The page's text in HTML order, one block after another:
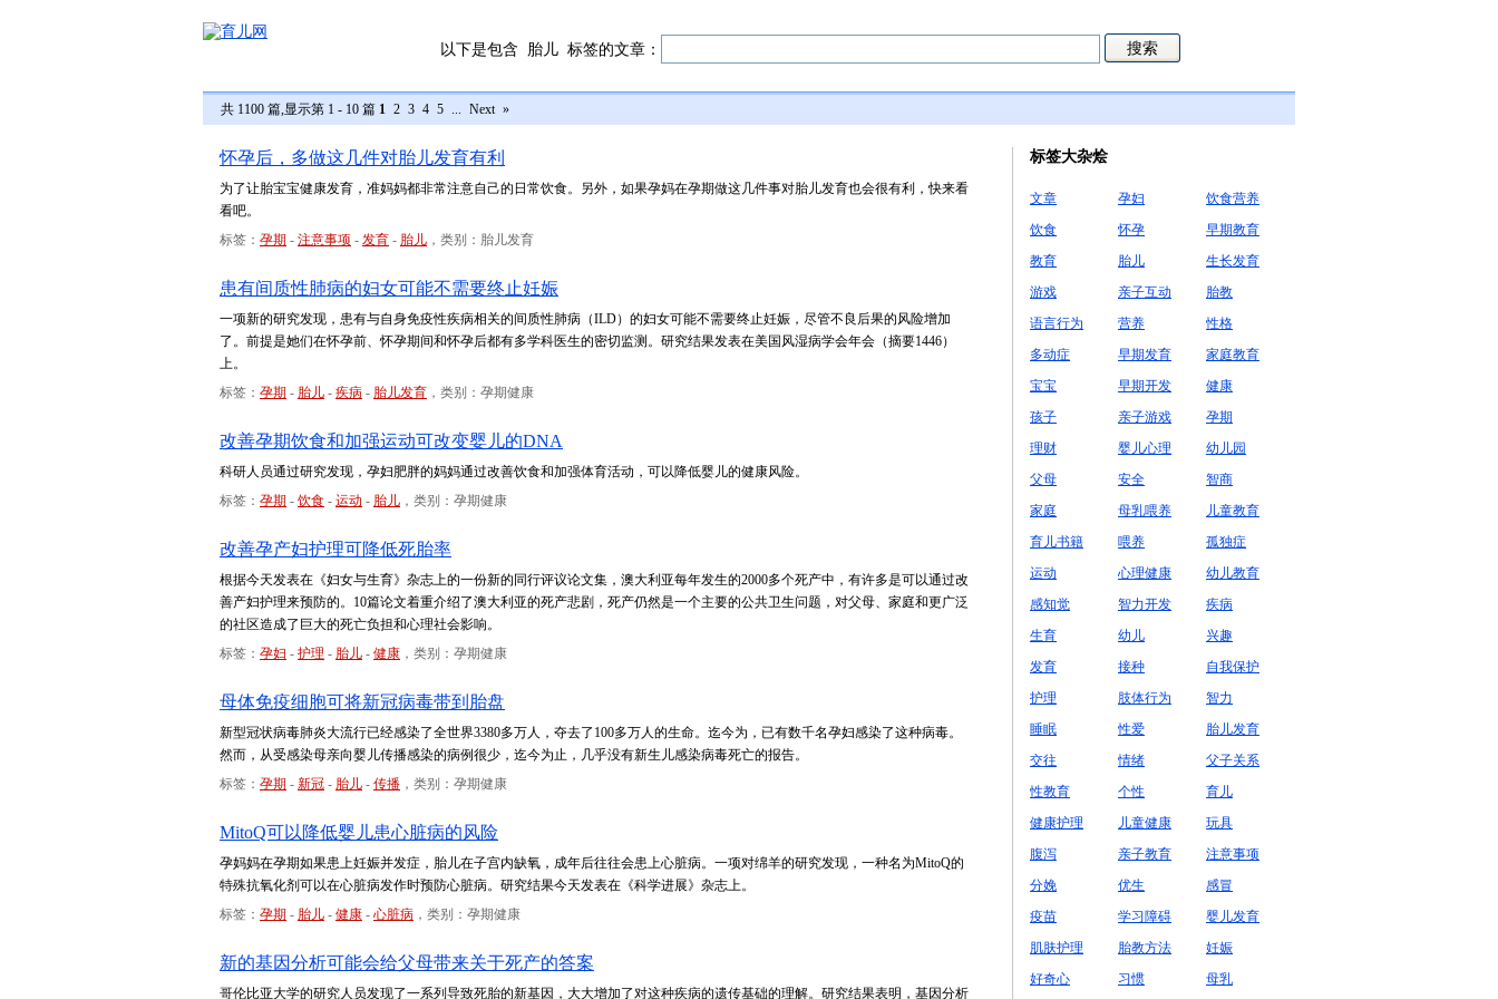
以下是包含 胎儿 标签的文章：
共 1100 篇,显示第 1 - 10 篇 1 2 3 4 5 ... Next »
怀孕后，多做这几件对胎儿发育有利
为了让胎宝宝健康发育，准妈妈都非常注意自己的日常饮食。另外，如果孕妈在孕期做这几件事对胎儿发育也会很有利，快来看
看吧。
标签： 孕期 - 注意事项 - 发育 - 胎儿 ，类别：胎儿发育
患有间质性肺病的妇女可能不需要终止妊娠
一项新的研究发现，患有与自身免疫性疾病相关的间质性肺病（ILD）的妇女可能不需要终止妊娠，尽管不良后果的风险增加
了。前提是她们在怀孕前、怀孕期间和怀孕后都有多学科医生的密切监测。研究结果发表在美国风湿病学会年会（摘要1446）
上。
标签： 孕期 - 胎儿 - 疾病 - 胎儿发育 ，类别：孕期健康
改善孕期饮食和加强运动可改变婴儿的DNA
科研人员通过研究发现，孕妇肥胖的妈妈通过改善饮食和加强体育活动，可以降低婴儿的健康风险。
标签： 孕期 - 饮食 - 运动 - 胎儿 ，类别：孕期健康
改善孕产妇护理可降低死胎率
根据今天发表在《妇女与生育》杂志上的一份新的同行评议论文集，澳大利亚每年发生的2000多个死产中，有许多是可以通过改
善产妇护理来预防的。10篇论文着重介绍了澳大利亚的死产悲剧，死产仍然是一个主要的公共卫生问题，对父母、家庭和更广泛
的社区造成了巨大的死亡负担和心理社会影响。
标签： 孕妇 - 护理 - 胎儿 - 健康 ，类别：孕期健康
母体免疫细胞可将新冠病毒带到胎盘
新型冠状病毒肺炎大流行已经感染了全世界3380多万人，夺去了100多万人的生命。迄今为，已有数千名孕妇感染了这种病毒。
然而，从受感染母亲向婴儿传播感染的病例很少，迄今为止，几乎没有新生儿感染病毒死亡的报告。
标签： 孕期 - 新冠 - 胎儿 - 传播 ，类别：孕期健康
MitoQ可以降低婴儿患心脏病的风险
孕妈妈在孕期如果患上妊娠并发症，胎儿在子宫内缺氧，成年后往往会患上心脏病。一项对绵羊的研究发现，一种名为MitoQ的
特殊抗氧化剂可以在心脏病发作时预防心脏病。研究结果今天发表在《科学进展》杂志上。
标签： 孕期 - 胎儿 - 健康 - 心脏病 ，类别：孕期健康
新的基因分析可能会给父母带来关于死产的答案
哥伦比亚大学的研究人员发现了一系列导致死胎的新基因，大大增加了对这种疾病的遗传基础的理解。研究结果表明，基因分析
标签大杂烩
文章 孕妇
饮食营养
饮食
怀孕
早期教育
教育
胎儿
生长发育
游戏
亲子互动
胎教
语言行为
营养
性格
多动症
早期发育
家庭教育
宝宝
早期开发
健康
孩子
亲子游戏
孕期
理财
婴儿心理
幼儿园
父母
安全
智商
家庭
母乳喂养
儿童教育
育儿书籍
喂养
孤独症
运动
心理健康
幼儿教育
感知觉
智力开发
疾病
生育
幼儿
兴趣
发育
接种
自我保护
护理
肢体行为
智力
睡眠
性爱
胎儿发育
交往
情绪
父子关系
性教育
个性
育儿
健康护理
儿童健康
玩具
腹泻
亲子教育
注意事项
分娩
优生
感冒
疫苗
学习障碍
婴儿发育
肌肤护理
胎教方法
妊娠
好奇心
习惯
母乳